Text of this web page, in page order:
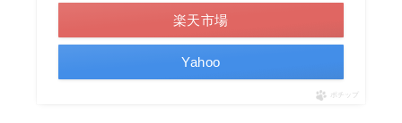
楽天市場
Yahoo
ポチップ